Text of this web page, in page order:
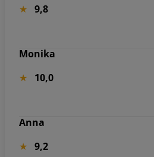
9,8
Monika
10,0
Anna
9,2